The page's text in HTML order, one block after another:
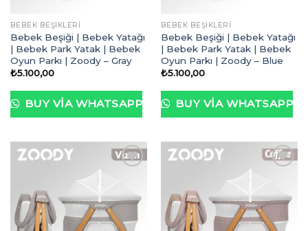
BEBEK BEŞIKLERI
Bebek Beşiği | Bebek Yatağı
| Bebek Park Yatak | Bebek
Oyun Parkı | Zoody – Gray
₺5.100,00
BUY VIA WHATSAPP
BEBEK BEŞIKLERI
Bebek Beşiği | Bebek Yatağı
| Bebek Park Yatak | Bebek
Oyun Parkı | Zoody – Blue
₺5.100,00
BUY VIA WHATSAPP
İstek
Listeme
Ekle
İstek
Listeme
Ekle